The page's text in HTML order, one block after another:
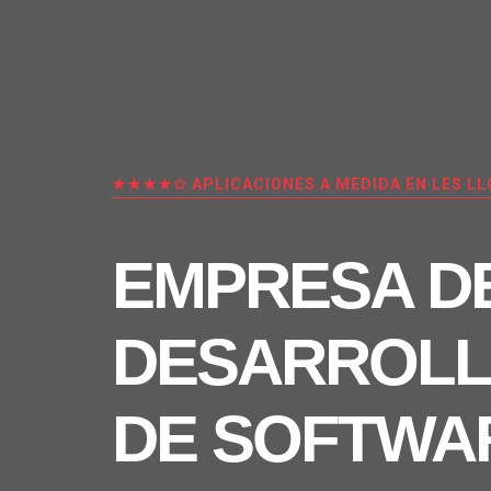
★★★★✩ APLICACIONES A MEDIDA EN LES
EMPRESA
DE